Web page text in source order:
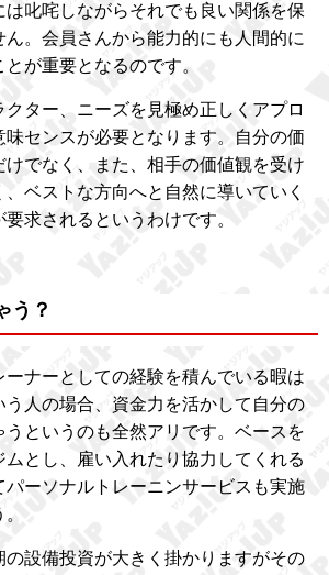
は叱咤しながらそれでも良い関係を保
。会員さんから能力的にも人間的に
が重要となるのです。
ター、ニーズを見極め正しくアプロ
味センスが必要となります。自分の価
でなく、また、相手の価値観を受け
ベストな方向へと自然に導いていく
求されるというわけです。
う？
ーナーとしての経験を積んでいる暇は
う人の場合、資金力を活かして自分の
うというのも全然アリです。ベースを
ムとし、雇い入れたり協力してくれる
パーソナルトレーニンサービスも実施
の設備投資が大きく掛かりますがその